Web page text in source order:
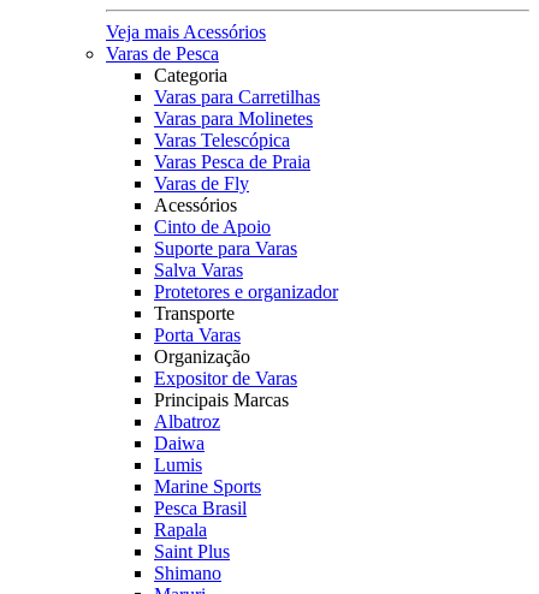
Veja mais Acessórios
Varas de Pesca
Categoria
Varas para Carretilhas
Varas para Molinetes
Varas Telescópica
Varas Pesca de Praia
Varas de Fly
Acessórios
Cinto de Apoio
Suporte para Varas
Salva Varas
Protetores e organizador
Transporte
Porta Varas
Organização
Expositor de Varas
Principais Marcas
Albatroz
Daiwa
Lumis
Marine Sports
Pesca Brasil
Rapala
Saint Plus
Shimano